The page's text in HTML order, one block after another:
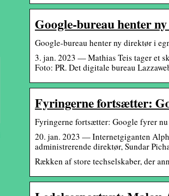
Google-bureau henter
Google-bureau henter ny direktør i
3. jan. 2023 — Mathias Teis tager et
Foto: PR. Det digitale bureau
Fyringerne fortsætter:
Fyringerne fortsætter: Google fyrer nu
20. jan. 2023 — Internetgiganten
administrerende direktør, Sundar
Rækken af store techselskaber, der